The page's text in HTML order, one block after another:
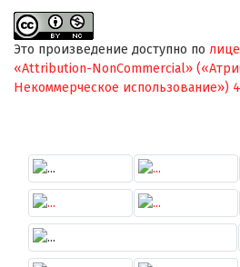
Это произведение доступно по
«Attribution-NonCommercial»
Некоммерческое использование»)